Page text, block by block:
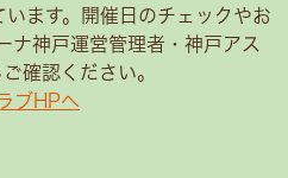
ます。開催日のチェックやお
ナ神戸運営管理者・神戸アス
確認ください。
ブHPへ